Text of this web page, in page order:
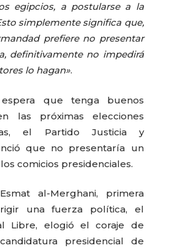
egipcios, a postularse a la
simplemente significa que,
prefiere no presentar
definitivamente no impedirá
lo hagan».
que tenga buenos
las próximas elecciones
el Partido Justicia y
que no presentaría un
comicios presidenciales.
al-Merghani, primera
una fuerza política, el
Libre, elogió el coraje de
presidencial de